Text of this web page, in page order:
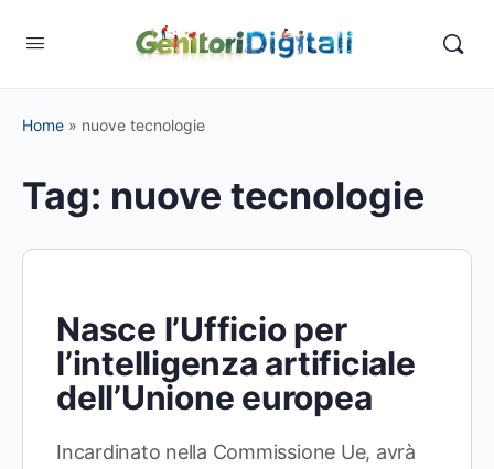
Home » nuove tecnologie
Tag: nuove tecnologie
Nasce l’Ufficio per
l’intelligenza artificiale
dell’Unione europea
Incardinato nella Commissione Ue, avrà